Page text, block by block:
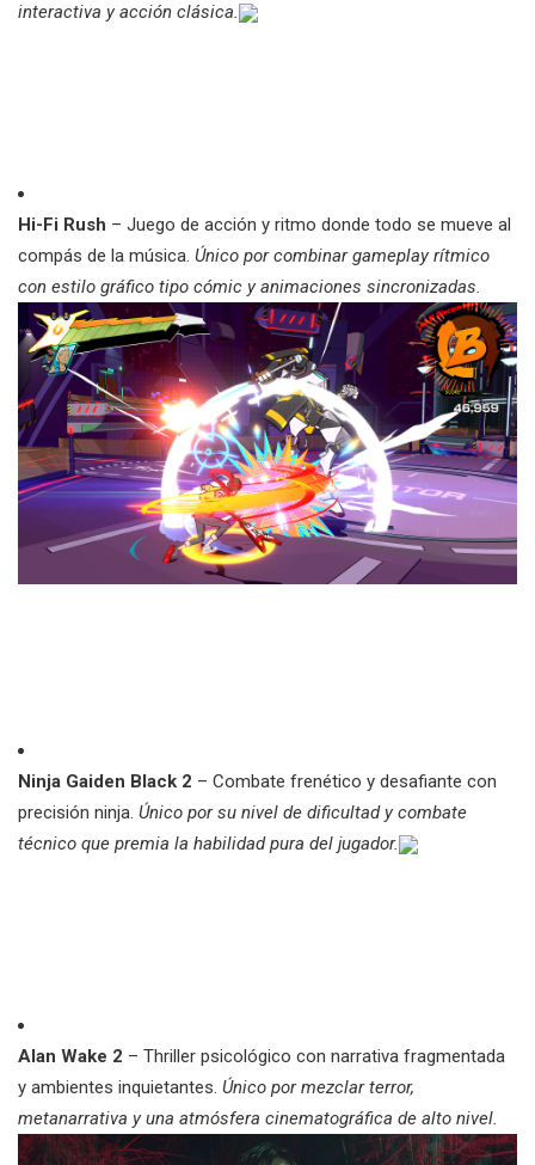
interactiva y acción clásica.
Hi-Fi Rush – Juego de acción y ritmo donde todo se mueve al
compás de la música. Único por combinar gameplay rítmico
con estilo gráfico tipo cómic y animaciones sincronizadas.
Ninja Gaiden Black 2 – Combate frenético y desafiante con
precisión ninja. Único por su nivel de dificultad y combate
técnico que premia la habilidad pura del jugador.
Alan Wake 2 – Thriller psicológico con narrativa fragmentada
y ambientes inquietantes. Único por mezclar terror,
metanarrativa y una atmósfera cinematográfica de alto nivel.